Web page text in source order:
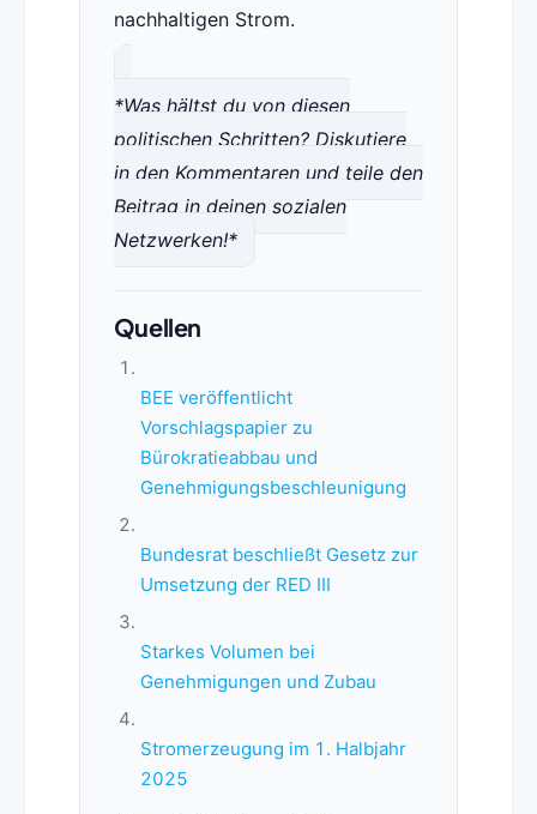
nachhaltigen Strom.
*Was hältst du von diesen
politischen Schritten? Diskutiere
in den Kommentaren und teile den
Beitrag in deinen sozialen
Netzwerken!*
Quellen
BEE veröffentlicht
Vorschlagspapier zu
Bürokratieabbau und
Genehmigungsbeschleunigung
Bundesrat beschließt Gesetz zur
Umsetzung der RED III
Starkes Volumen bei
Genehmigungen und Zubau
Stromerzeugung im 1. Halbjahr
2025